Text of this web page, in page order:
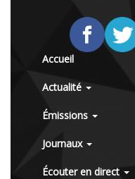
Accueil
Actualité
Émissions
Journaux
Écouter en direct